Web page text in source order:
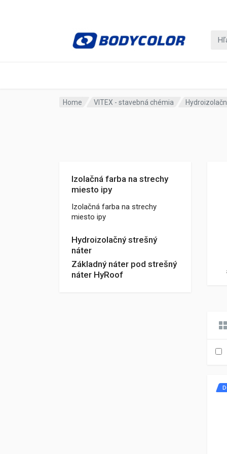
Home VITEX - stavebná chémia
Izolačná farba na strechy
miesto ipy
Izolačná farba na strechy
miesto ipy
Hydroizolačný strešný
náter
Základný náter pod strešný
náter HyRoof